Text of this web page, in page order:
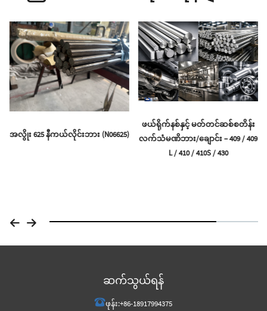
အလွိုး 625 နီကယ်လိုင်းဘား (N06625)
ဖယ်ရိုက်နစ်နှင့် မတ်တင်ဆစ်စတိန်း
လက်သံမဏိဘား/ချောင်း – 409 / 409
L / 410 / 410S / 430
ဆက်သွယ်ရန်
ဖုန်း:+86-18917994375